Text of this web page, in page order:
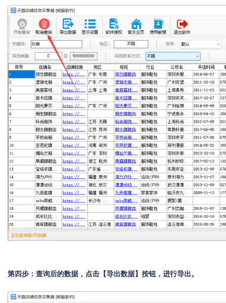
第四步：查询后的数据，点击【导出数据】按钮，进行导出。